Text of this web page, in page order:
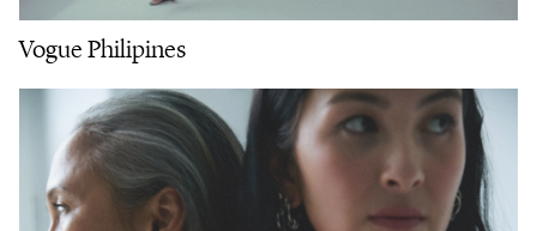
Vogue Philipines